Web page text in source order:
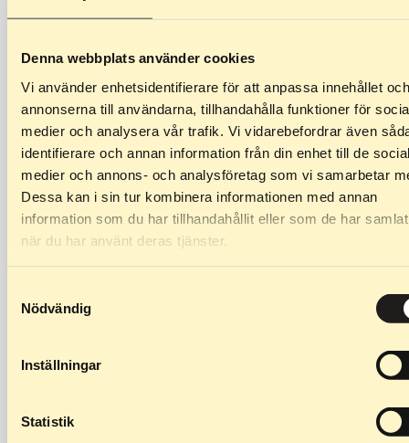
Denna webbplats använder cookies
Vi använder enhetsidentifierare för att anpassa innehållet och
annonserna till användarna, tillhandahålla funktioner för
medier och analysera vår trafik. Vi vidarebefordrar även
identifierare och annan information från din enhet till de
medier och annons- och analysföretag som vi samarbetar
Dessa kan i sin tur kombinera informationen med annan
information som du har tillhandahållit eller som de har
när du har använt deras tjänster.
Nödvändig
Inställningar
Statistik
Ruota da 24 mm
Ruote da skate compatibili
con Skate Race, Skate Stride
e Skate Junior.
–
Profili (confezione da 2)
Telai per Classic Wasa,
Classic Team, Classic Junior,
Classic DP, Classic Off…